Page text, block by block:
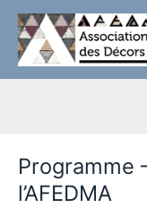
Skip
content
Programme
l’AFEDMA